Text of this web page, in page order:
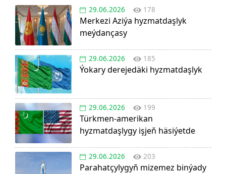
29.06.2026 178
Merkezi Aziýa hyzmatdaşlyk
meýdançasy
29.06.2026 185
Ýokary derejedäki hyzmatdaşlyk
29.06.2026 199
Türkmen-amerikan
hyzmatdaşlygy işjeň häsiýetde
29.06.2026 203
Parahatçylygyň mizemez binýady